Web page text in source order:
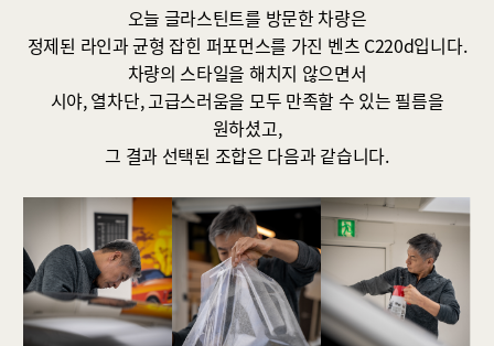
오늘 글라스틴트를 방문한 차량은
정제된 라인과 균형 잡힌 퍼포먼스를 가진 벤츠 C220d입니다.
차량의 스타일을 해치지 않으면서
시야, 열차단, 고급스러움을 모두 만족할 수 있는 필름을
원하셨고,
그 결과 선택된 조합은 다음과 같습니다.